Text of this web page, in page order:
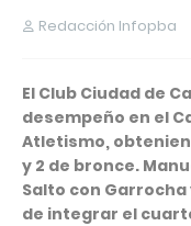
Redacción Infopba
El Club Ciudad de
desempeño en el
Atletismo,
y 2 de bronce.
Salto con
de integrar el